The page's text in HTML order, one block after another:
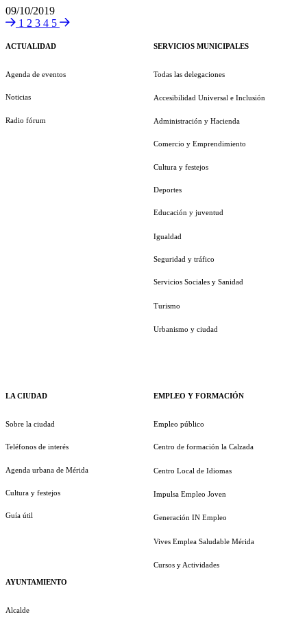
09/10/2019
1 2 3 4 5
ACTUALIDAD
Agenda de eventos
Noticias
Radio fórum
LA CIUDAD
Sobre la ciudad
Teléfonos de interés
Agenda urbana de Mérida
Cultura y festejos
Guía útil
AYUNTAMIENTO
Alcalde
SERVICIOS MUNICIPALES
Todas las delegaciones
Accesibilidad Universal e Inclusión
Administración y Hacienda
Comercio y Emprendimiento
Cultura y festejos
Deportes
Educación y juventud
Igualdad
Seguridad y tráfico
Servicios Sociales y Sanidad
Turismo
Urbanismo y ciudad
EMPLEO Y FORMACIÓN
Empleo público
Centro de formación la Calzada
Centro Local de Idiomas
Impulsa Empleo Joven
Generación IN Empleo
Vives Emplea Saludable Mérida
Cursos y Actividades